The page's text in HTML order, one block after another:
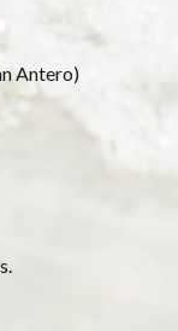
Antero)